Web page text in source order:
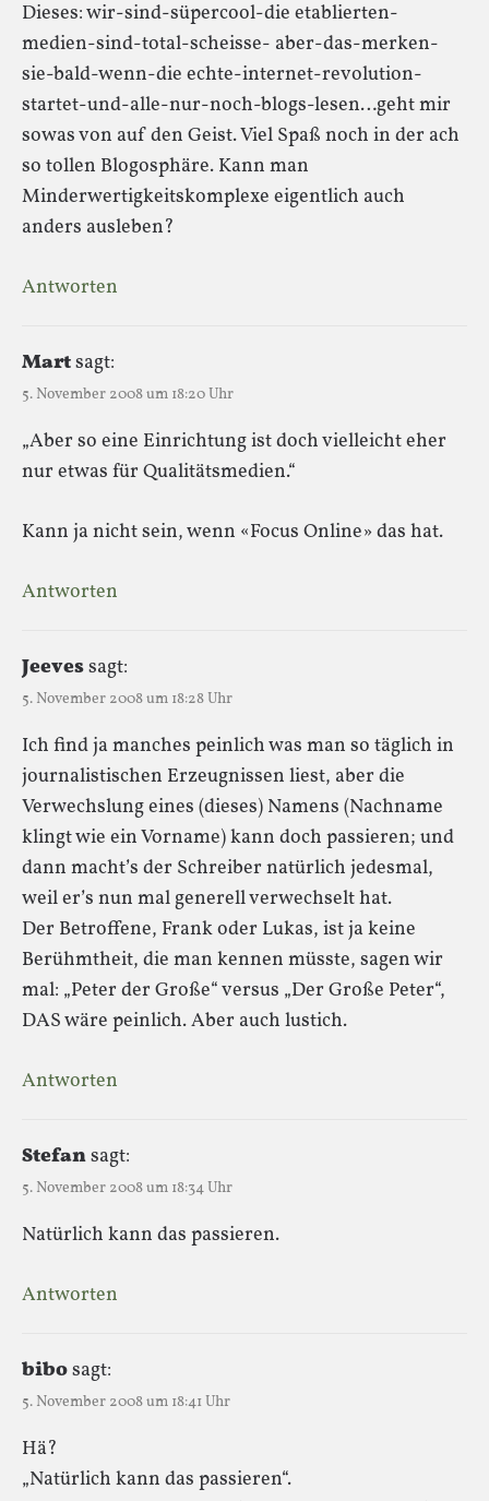
Dieses: wir-sind-süpercool-die etablierten-
medien-sind-total-scheisse- aber-das-merken-
sie-bald-wenn-die echte-internet-revolution-
startet-und-alle-nur-noch-blogs-lesen…geht mir
sowas von auf den Geist. Viel Spaß noch in der ach
so tollen Blogosphäre. Kann man
Minderwertigkeitskomplexe eigentlich auch
anders ausleben?
Antworten
Martsagt:
5. November 2008 um 18:20 Uhr
„Aber so eine Einrichtung ist doch vielleicht eher
nur etwas für Qualitätsmedien.“
Kann ja nicht sein, wenn «Focus Online» das hat.
Antworten
Jeevessagt:
5. November 2008 um 18:28 Uhr
Ich find ja manches peinlich was man so täglich in
journalistischen Erzeugnissen liest, aber die
Verwechslung eines (dieses) Namens (Nachname
klingt wie ein Vorname) kann doch passieren; und
dann macht’s der Schreiber natürlich jedesmal,
weil er’s nun mal generell verwechselt hat.
Der Betroffene, Frank oder Lukas, ist ja keine
Berühmtheit, die man kennen müsste, sagen wir
mal: „Peter der Große“ versus „Der Große Peter“,
DAS wäre peinlich. Aber auch lustich.
Antworten
Stefansagt:
5. November 2008 um 18:34 Uhr
Natürlich kann das passieren.
Antworten
bibosagt:
5. November 2008 um 18:41 Uhr
Hä?
„Natürlich kann das passieren“.